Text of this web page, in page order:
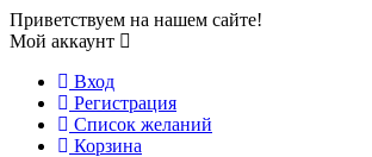
Приветствуем на нашем сайте!
Мой аккаунт
Вход
Регистрация
Список желаний
Корзина